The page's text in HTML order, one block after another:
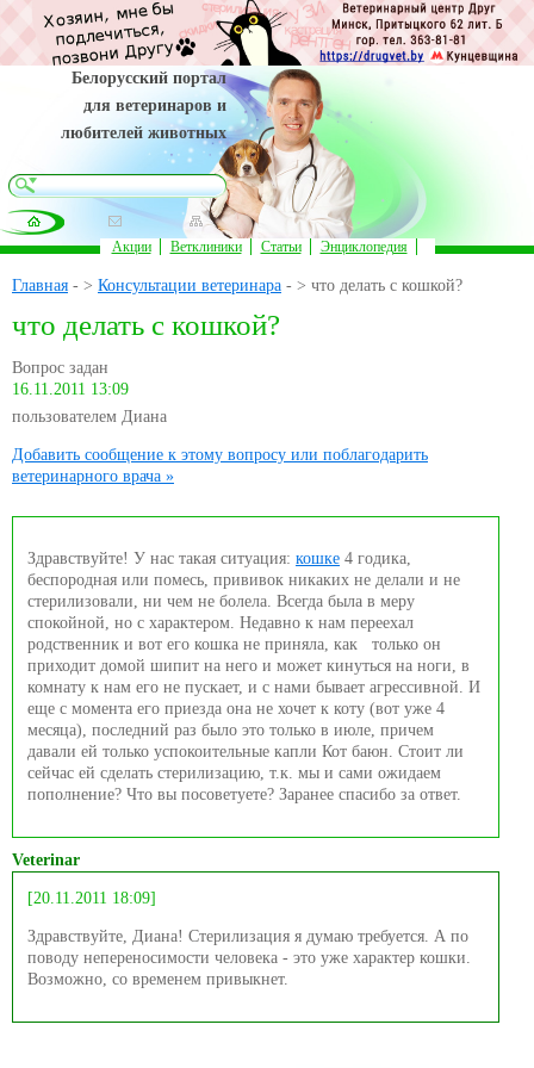
Белорусский портал
для ветеринаров и
любителей животных
Главная - > Консультации ветеринара - > что делать с кошкой?
что делать с кошкой?
Вопрос задан
16.11.2011 13:09
пользователем Диана
Добавить сообщение к этому вопросу или поблагодарить
ветеринарного врача »
Здравствуйте! У нас такая ситуация: кошке 4 годика,
беспородная или помесь, прививок никаких не делали и не
стерилизовали, ни чем не болела. Всегда была в меру
спокойной, но с характером. Недавно к нам переехал
родственник и вот его кошка не приняла, как только он
приходит домой шипит на него и может кинуться на ноги, в
комнату к нам его не пускает, и с нами бывает агрессивной. И
еще с момента его приезда она не хочет к коту (вот уже 4
месяца), последний раз было это только в июле, причем
давали ей только успокоительные капли Кот баюн. Стоит ли
сейчас ей сделать стерилизацию, т.к. мы и сами ожидаем
пополнение? Что вы посоветуете? Заранее спасибо за ответ.
Veterinar
[20.11.2011 18:09]
Здравствуйте, Диана! Стерилизация я думаю требуется. А по
поводу непереносимости человека - это уже характер кошки.
Возможно, со временем привыкнет.
Акции Ветклиники Статьи Энциклопедия